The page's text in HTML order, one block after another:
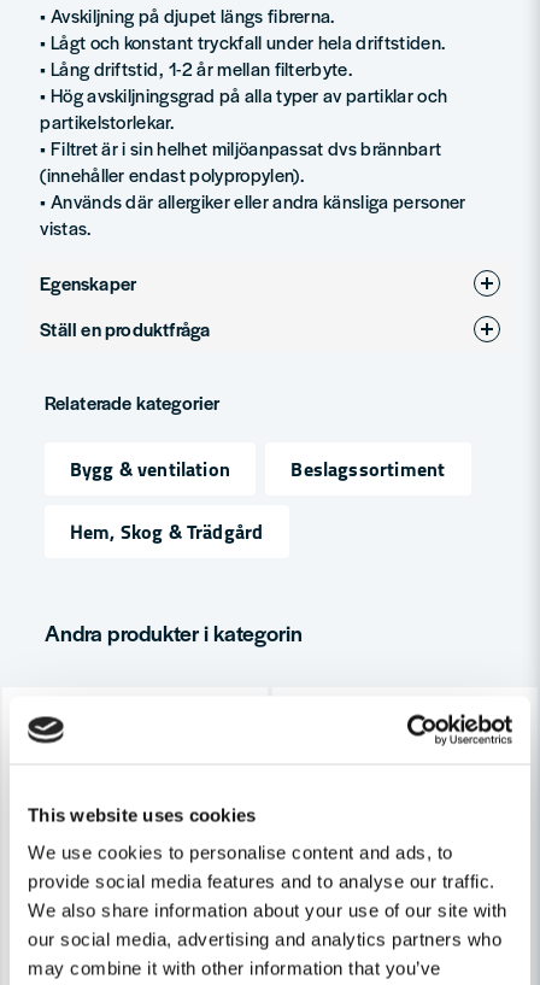
This website uses cookies
We use cookies to personalise content and ads, to
provide social media features and to analyse our traffic.
We also share information about your use of our site with
our social media, advertising and analytics partners who
may combine it with other information that you’ve
• Avskiljning på djupet längs fibrerna.
• Lågt och konstant tryckfall under hela driftstiden.
• Lång driftstid, 1-2 år mellan filterbyte.
• Hög avskiljningsgrad på alla typer av partiklar och
partikelstorlekar.
• Filtret är i sin helhet miljöanpassat dvs brännbart
(innehåller endast polypropylen).
• Används där allergiker eller andra känsliga personer
vistas.
Egenskaper
Produkttyp
Ställ en produktfråga
Fråga oss något om denna produkten...
Namn
Skicka fråga
Relaterade kategorier
Bygg & ventilation
Beslagssortiment
Hem, Skog & Trädgård
Andra produkter i kategorin
-22%